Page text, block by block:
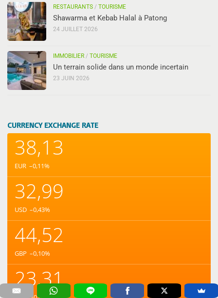
RESTAURANTS / TOURISME
Shawarma et Kebab Halal à Patong
24 JUILLET 2026
IMMOBILIER / TOURISME
Un terrain solide dans un monde incertain
23 JUIN 2026
CURRENCY EXCHANGE RATE
38,13
EUR –0,11%
32,99
USD –0,43%
44,52
GBP –0,10%
23,31